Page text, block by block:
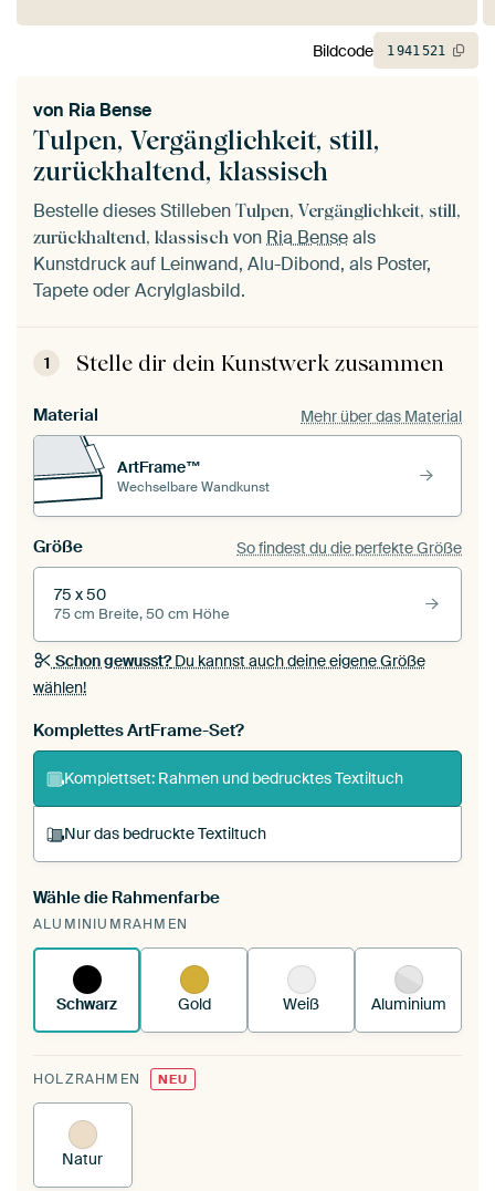
Tulpen, Vergänglichkeit, still,
zurückhaltend, klassisch
von Ria Bense
Bestelle dieses Stilleben Tulpen, Vergänglichkeit, still,
zurückhaltend, klassisch vonRia Benseals
Kunstdruck auf Leinwand, Alu-Dibond, als Poster,
Tapete oder Acrylglasbild.
1 Stelle dir dein Kunstwerk zusammen
Material Mehr über das Material
ArtFrame™
Wechselbare Wandkunst
Größe So findest du die perfekte Größe
75 x 50
75 cm Breite, 50 cm Höhe
Schon gewusst?Du kannst auch deine eigene Größe
wählen!
Komplettes ArtFrame-Set?
Komplettset: Rahmen und bedrucktes Textiltuch
Nur das bedruckte Textiltuch
Du spannst einen wechselbaren Textiltuch in
deinen vorhandenen ArtFrame™.
funktioniert es.
Wähle die Rahmenfarbe
ALUMINIUMRAHMEN
Schwarz Gold Weiß Aluminium
HOLZRAHMEN NEU
Natur
Bildcode 1941521